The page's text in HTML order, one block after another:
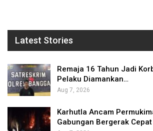
Latest Stories
Remaja 16 Tahun Jadi
Pelaku Diamankan…
Aug 7, 2026
Karhutla Ancam
Gabungan Bergerak Cepat